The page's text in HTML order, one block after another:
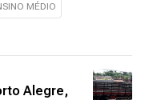
MÉDIO
Alegre,